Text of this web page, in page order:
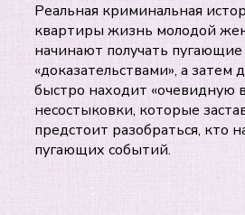
Реальная криминальная
квартиры жизнь молодой
начинают получать
«доказательствами», а
быстро находит «очевидную
несостыковки, которые
предстоит разобраться, кто
пугающих событий.